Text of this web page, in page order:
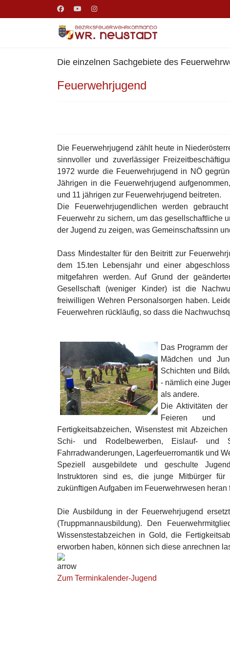
Die einzelnen Sachgebiete des
Feuerwehrjugend
Die Feuerwehrjugend zählt heute in
sinnvoller und zuverlässiger
1972 wurde die Feuerwehrjugend in NÖ
Jährigen in die Feuerwehrjugend
und 11 jährigen zur Feuerwehrjugend beitreten.
Die Feuerwehrjugendlichen werden
Feuerwehr zu sichern, um das gesellschaftliche
der Jugend zu zeigen, was Gemeinschaftssinn
Dass Mindestalter für den Beitritt zur
dem 15.ten Lebensjahr und einer
mitgefahren werden. Auf Grund der
Gesellschaft (weniger Kinder) ist die
freiwilligen Wehren Personalsorgen haben.
Feuerwehren rückläufig, so dass die
Das Programm
Mädchen und
Schichten und
- nämlich eine
als andere.
Die Aktivitäten
Feieren und
Fertigkeitsabzeichen, Wisenstest mit
Schi- und Rodelbewerben, Eislauf- und
Fahrradwanderungen, Lagerfeuerromantik und
Speziell ausgebildete und geschulte
Instruktoren sind es, die junge Mitbürger
zukünftigen Aufgaben im Feuerwehrwesen heran
Die Ausbildung in der Feuerwehrjugend
(Truppmannausbildung). Den
Wissenstestabzeichen in Gold, die
erworben haben, können sich diese anrechnen
Zum Terminkalender-Jugend